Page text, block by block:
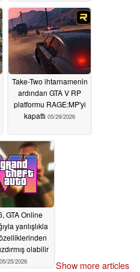
06/11/2026
Take-Two ihtarnamenin
ardından GTA V RP
platformu RAGE:MP'yi
kapattı 05/29/2026
GTA Online
yanlışlıkla
olabilir
05/25/2026 Show more articles